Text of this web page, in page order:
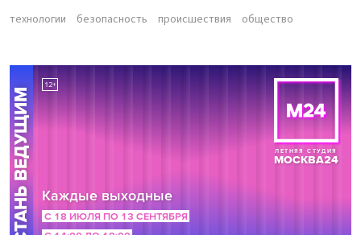
технологии безопасность происшествия общество